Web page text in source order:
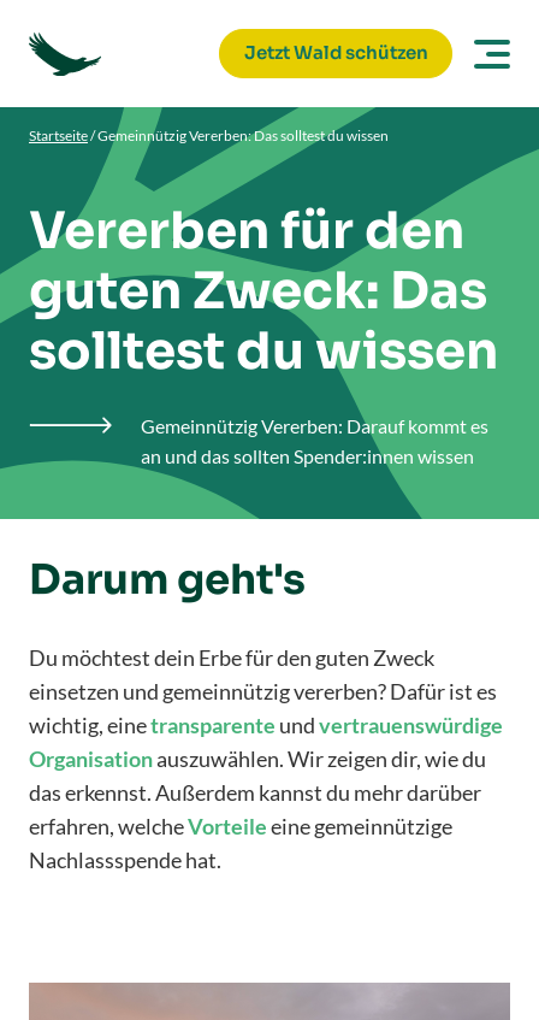
Jetzt Wald schützen
Startseite/Gemeinnützig Vererben: Das solltest du wissen
Vererben für den
guten Zweck: Das
solltest du wissen

Gemeinnützig Vererben: Darauf kommt es
an und das sollten Spender:innen wissen
Darum geht's
Du möchtest dein Erbe für den guten Zweck
einsetzen und gemeinnützig vererben? Dafür ist es
wichtig, einetransparente undvertrauenswürdige
Organisationauszuwählen. Wir zeigen dir, wie du
das erkennst. Außerdem kannst du mehr darüber
erfahren, welcheVorteileeine gemeinnützige
Nachlassspende hat.